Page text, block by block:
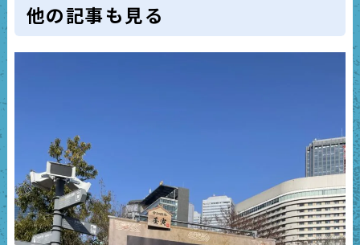
他の記事も見る